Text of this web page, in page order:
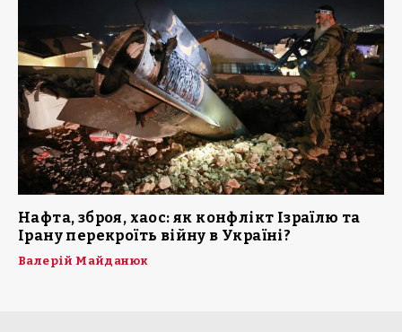
Нафта, зброя, хаос: як конфлікт Ізраїлю та
Ірану перекроїть війну в Україні?
Валерій Майданюк